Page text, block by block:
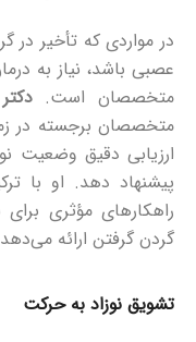
در مواردی که تأخیر در
عصبی باشد، نیاز به
متخصصان است.
متخصصان برجسته در
ارزیابی دقیق وضعیت
پیشنهاد دهد. او با
راهکارهای مؤثری
گردن گرفتن ارائه
تشویق نوزاد به حرکت